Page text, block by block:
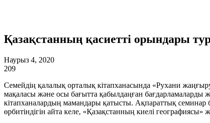
Қазақстанның қасиетті орындары
Наурыз 4, 2020
209
Семейдің қалалық орталық кітапханасында «Рухани
мақаласы және осы бағытта қабылдаңған бағдарламаларды
кітапханалардың мамандары қатысты. Ақпараттық семинар
өрбитіндігін айта келе, «Қазақстанның киелі